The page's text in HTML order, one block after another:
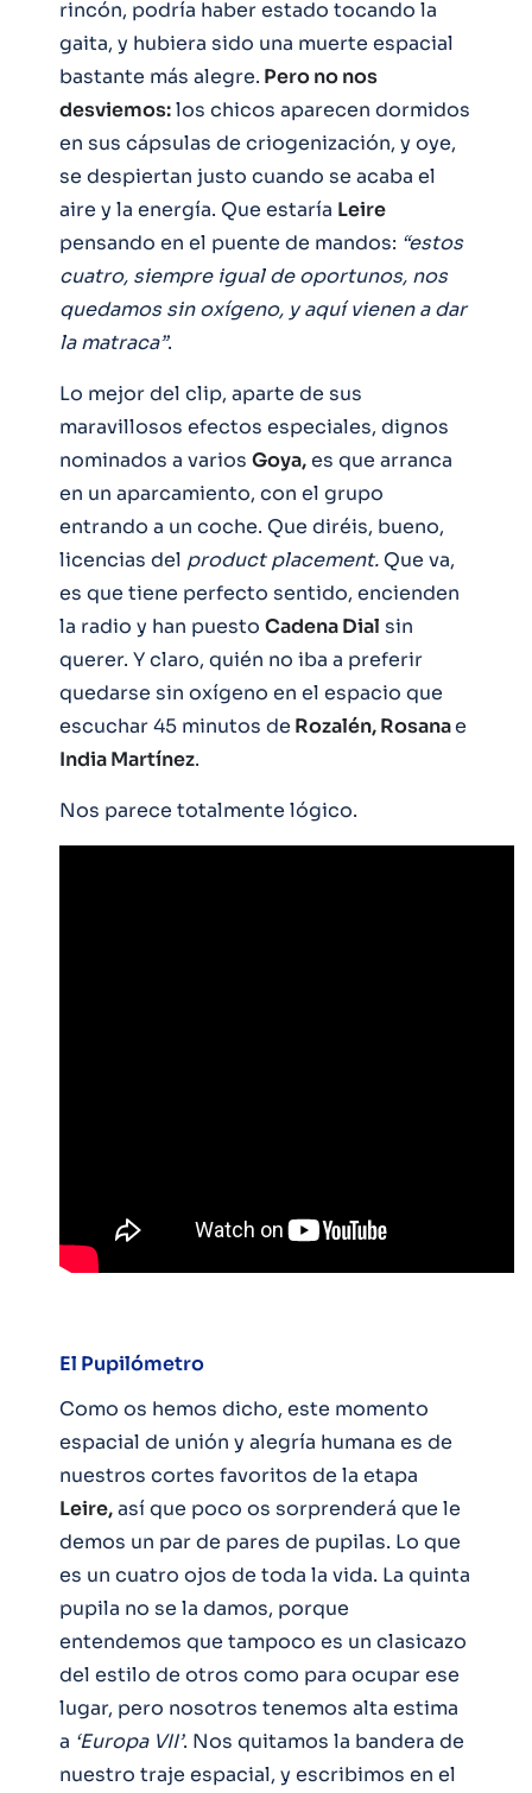
rincón, podría haber estado tocando la
gaita, y hubiera sido una muerte espacial
bastante más alegre. Pero no nos
desviemos:los chicos aparecen dormidos
en sus cápsulas de criogenización, y oye,
se despiertan justo cuando se acaba el
aire y la energía. Que estaría Leire
pensando en el puente de mandos: “estos
cuatro, siempre igual de oportunos, nos
quedamos sin oxígeno, y aquí vienen a dar
la matraca”.
Lo mejor del clip, aparte de sus
maravillosos efectos especiales, dignos
nominados a varios Goya,es que arranca
en un aparcamiento, con el grupo
entrando a un coche. Que diréis, bueno,
licencias del product placement. Que va,
es que tiene perfecto sentido, encienden
la radio y han puesto Cadena Dial sin
querer. Y claro, quién no iba a preferir
quedarse sin oxígeno en el espacio que
escuchar 45 minutos de Rozalén, Rosanae
India Martínez.
Nos parece totalmente lógico.
El Pupilómetro
Como os hemos dicho, este momento
espacial de unión y alegría humana es de
nuestros cortes favoritos de la etapa
Leire,así que poco os sorprenderá que le
demos un par de pares de pupilas. Lo que
es un cuatro ojos de toda la vida. La quinta
pupila no se la damos, porque
entendemos que tampoco es un clasicazo
del estilo de otros como para ocupar ese
lugar, pero nosotros tenemos alta estima
a ‘Europa VII’. Nos quitamos la bandera de
nuestro traje espacial, y escribimos en el